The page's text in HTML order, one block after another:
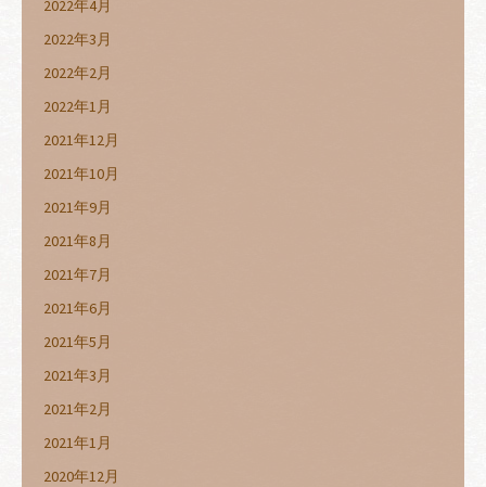
2022年4月
2022年3月
2022年2月
2022年1月
2021年12月
2021年10月
2021年9月
2021年8月
2021年7月
2021年6月
2021年5月
2021年3月
2021年2月
2021年1月
2020年12月